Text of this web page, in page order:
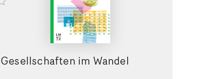
Gesellschaften im Wandel